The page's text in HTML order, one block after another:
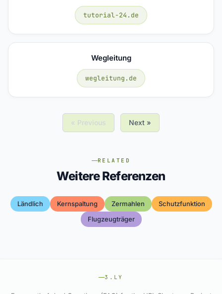
tutorial-24.de
Wegleitung
wegleitung.de
« Previous Next »
RELATED
Weitere Referenzen
Ländlich Kernspaltung Zermahlen
Schutzfunktion
Flugzeugträger
3.LY